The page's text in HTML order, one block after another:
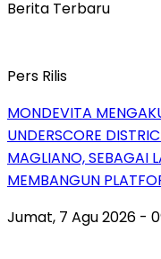
Berita Terbaru
Pers Rilis
MONDEVITA
UNDERSCORE
MAGLIANO, SEBAGAI
MEMBANGUN
Jumat, 7 Agu 2026 -